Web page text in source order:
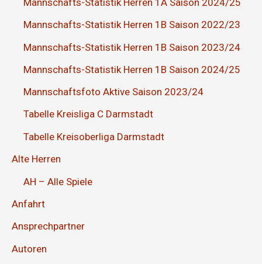
Mannschafts-Statistik Herren 1A Saison 2024/25
Mannschafts-Statistik Herren 1B Saison 2022/23
Mannschafts-Statistik Herren 1B Saison 2023/24
Mannschafts-Statistik Herren 1B Saison 2024/25
Mannschaftsfoto Aktive Saison 2023/24
Tabelle Kreisliga C Darmstadt
Tabelle Kreisoberliga Darmstadt
Alte Herren
AH – Alle Spiele
Anfahrt
Ansprechpartner
Autoren